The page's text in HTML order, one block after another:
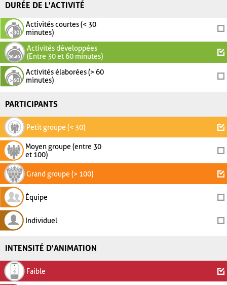
DURÉE DE L'ACTIVITÉ
Activités courtes (< 30
minutes)
Activités développées
(Entre 30 et 60 minutes)
Activités élaborées (> 60
minutes)
PARTICIPANTS
Petit groupe (< 30)
Moyen groupe (entre 30
et 100)
Grand groupe (> 100)
Équipe
Individuel
INTENSITÉ D'ANIMATION
Faible